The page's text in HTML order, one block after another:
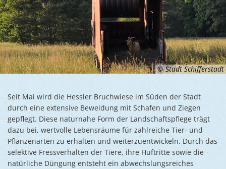
© Stadt Schifferstadt
Seit Mai wird die Hessler Bruchwiese im Süden der Stadt
durch eine extensive Beweidung mit Schafen und Ziegen
gepflegt. Diese naturnahe Form der Landschaftspflege trägt
dazu bei, wertvolle Lebensräume für zahlreiche Tier- und
Pflanzenarten zu erhalten und weiterzuentwickeln. Durch das
selektive Fressverhalten der Tiere, ihre Huftritte sowie die
natürliche Düngung entsteht ein abwechslungsreiches